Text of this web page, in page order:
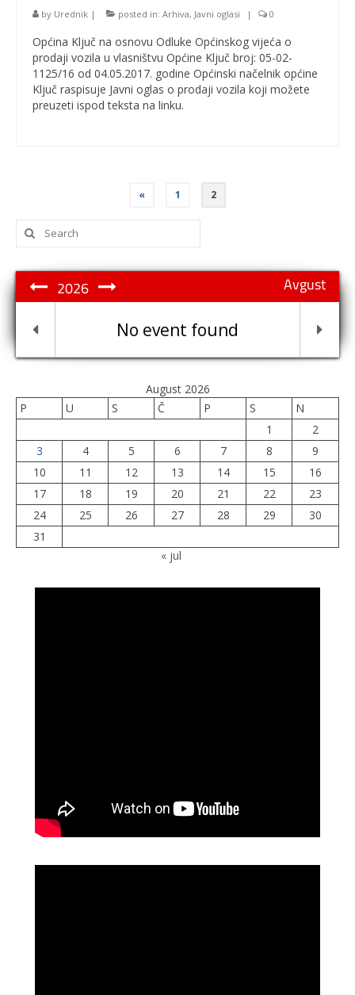
by Urednik | posted in: Arhiva, Javni oglasi | 0
Općina Ključ na osnovu Odluke Općinskog vijeća o
prodaji vozila u vlasništvu Općine Ključ broj: 05-02-
1125/16 od 04.05.2017. godine Općinski načelnik općine
Ključ raspisuje Javni oglas o prodaji vozila koji možete
preuzeti ispod teksta na linku.
pagination
« 1 2
Search
for:
Avgust
2026
No event found
August 2026
P
U S Č P S
N
1
2
3
4 5 6 7 8
9
10
11 12 13 14 15
16
17
18 19 20 21 22
23
24
25 26 27 28 29
30
31
« jul